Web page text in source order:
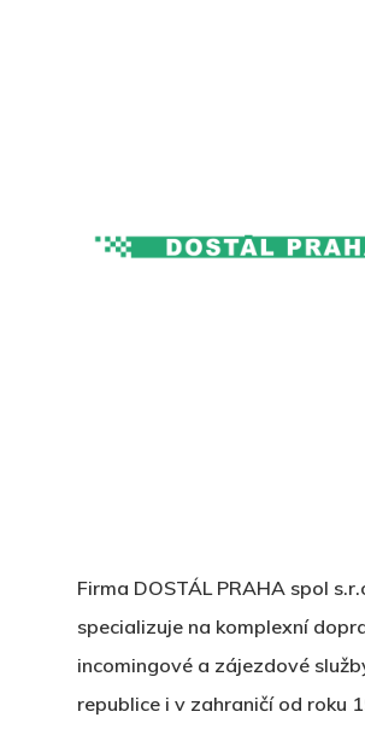
Firma DOSTÁL PRAHA spol
specializuje na komplexní
incomingové a zájezdové
republice i v zahraničí od roku